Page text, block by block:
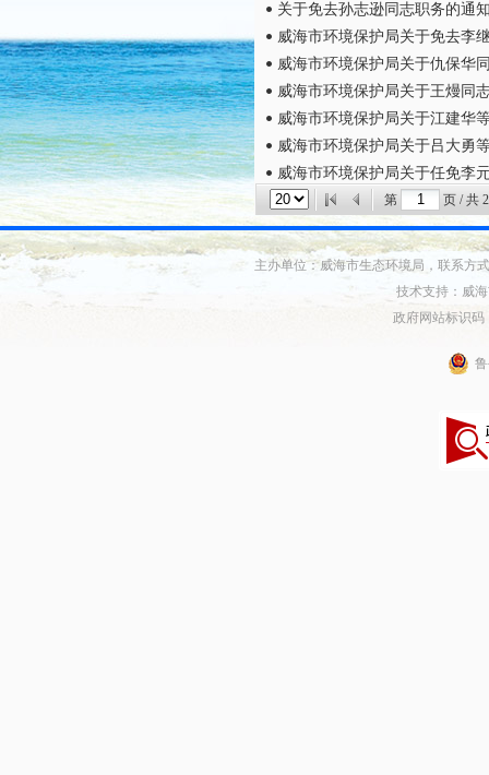
关于免去孙志逊同志职务的通
威海市环境保护局关于免去李
威海市环境保护局关于仇保华
威海市环境保护局关于王熳同
威海市环境保护局关于江建华
威海市环境保护局关于吕大勇
威海市环境保护局关于任免李
第 页 / 共 2
主办单位：威海市生态环境局，联系方
技术支持：威
政府网站标识码